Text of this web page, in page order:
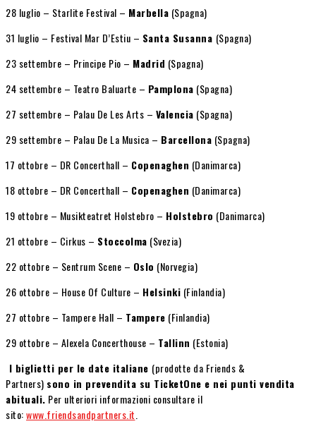
28 luglio – Starlite Festival – Marbella (Spagna)
31 luglio – Festival Mar D’Estiu – Santa Susanna (Spagna)
23 settembre – Principe Pio – Madrid (Spagna)
24 settembre – Teatro Baluarte – Pamplona (Spagna)
27 settembre – Palau De Les Arts – Valencia (Spagna)
29 settembre – Palau De La Musica – Barcellona (Spagna)
17 ottobre – DR Concerthall – Copenaghen (Danimarca)
18 ottobre – DR Concerthall – Copenaghen (Danimarca)
19 ottobre – Musikteatret Holstebro – Holstebro (Danimarca)
21 ottobre – Cirkus – Stoccolma (Svezia)
22 ottobre – Sentrum Scene – Oslo (Norvegia)
26 ottobre – House Of Culture – Helsinki (Finlandia)
27 ottobre – Tampere Hall – Tampere (Finlandia)
29 ottobre – Alexela Concerthouse – Tallinn (Estonia)
I biglietti per le date italiane (prodotte da Friends &
Partners) sono in prevendita su TicketOne e nei punti vendita
abituali. Per ulteriori informazioni consultare il
sito:www.friendsandpartners.it